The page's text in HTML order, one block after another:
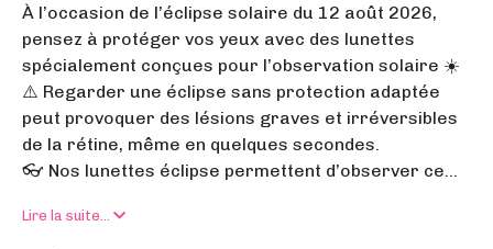
À l’occasion de l’éclipse solaire du 12 août 2026,
pensez à protéger vos yeux avec des lunettes
spécialement conçues pour l’observation solaire ☀️
⚠️ Regarder une éclipse sans protection adaptée
peut provoquer des lésions graves et irréversibles
de la rétine, même en quelques secondes.
👓 Nos lunettes éclipse permettent d’observer ce...
Lire la suite...